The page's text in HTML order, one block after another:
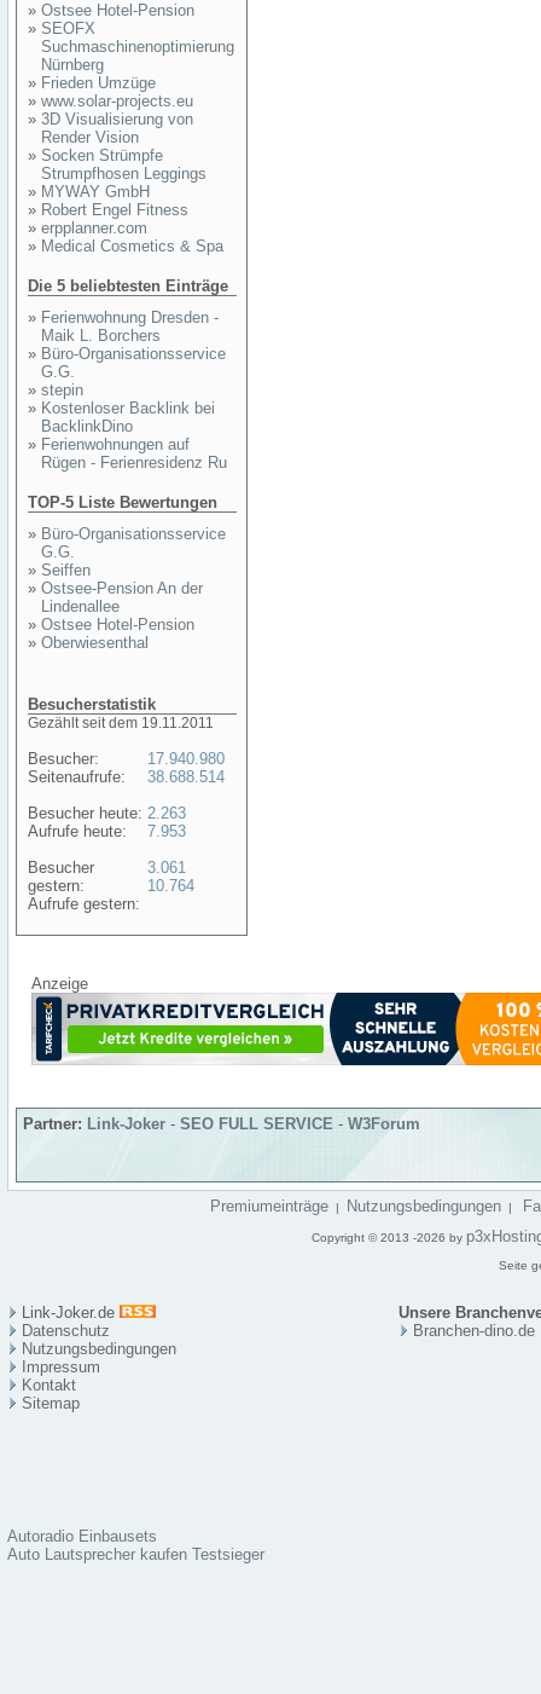
» Ostsee Hotel-Pension
» SEOFX
Suchmaschinenoptimierung
Nürnberg
» Frieden Umzüge
» www.solar-projects.eu
» 3D Visualisierung von
Render Vision
» Socken Strümpfe
Strumpfhosen Leggings
» MYWAY GmbH
» Robert Engel Fitness
» erpplanner.com
» Medical Cosmetics & Spa
Die 5 beliebtesten Einträge
» Ferienwohnung Dresden -
Maik L. Borchers
» Büro-Organisationsservice
G.G.
» stepin
» Kostenloser Backlink bei
BacklinkDino
» Ferienwohnungen auf
Rügen - Ferienresidenz Ru
TOP-5 Liste Bewertungen
» Büro-Organisationsservice
G.G.
» Seiffen
» Ostsee-Pension An der
Lindenallee
» Ostsee Hotel-Pension
» Oberwiesenthal
Besucherstatistik
Gezählt seit dem 19.11.2011
Besucher:
Seitenaufrufe:
Besucher heute:
Aufrufe heute:
Besucher
gestern:
Aufrufe gestern:
17.940.980
38.688.514
2.263
7.953
3.061
10.764
Anzeige
Partner: Link-Joker - SEO FULL SERVICE - W3Forum
Premiumeinträge | Nutzungsbedingungen |
Copyright © 2013 -2026 by
Seite
Link-Joker.de
Unsere
Datenschutz
Nutzungsbedingungen
Impressum
Kontakt
Sitemap
Branchen-dino.de
Autoradio Einbausets
Auto Lautsprecher kaufen Testsieger